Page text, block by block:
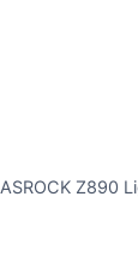
ASROCK Z890